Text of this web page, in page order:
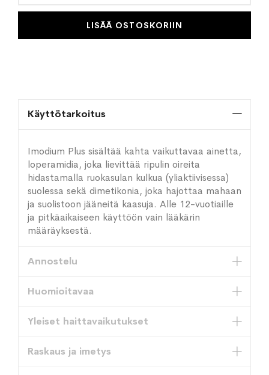
LISÄÄ OSTOSKORIIN
Käyttötarkoitus
Imodium Plus sisältää kahta vaikuttavaa ainetta,
loperamidia, joka lievittää ripulin oireita
hidastamalla ruokasulan kulkua (yliaktiivisessa)
suolessa sekä dimetikonia, joka hajottaa mahaan
ja suolistoon jääneitä kaasuja. Alle 12-vuotiaille
ja pitkäaikaiseen käyttöön vain lääkärin
määräyksestä.
Annostelu
Huomioitavaa
Yleiset haittavaikutukset
Raskaus ja imetys